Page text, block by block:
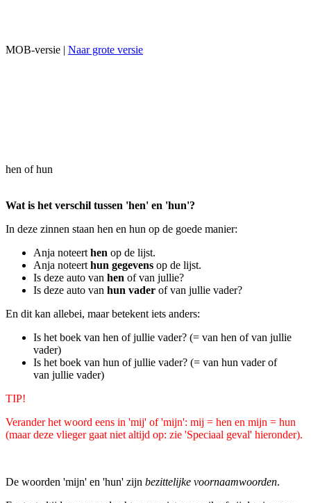
MOB-versie | Naar grote versie
hen of hun
Wat is het verschil tussen 'hen' en 'hun'?
In deze zinnen staan hen en hun op de goede manier:
Anja noteert hen op de lijst.
Anja noteert hun gegevens op de lijst.
Is deze auto van hen of van jullie?
Is deze auto van hun vader of van jullie vader?
En dit kan allebei, maar betekent iets anders:
Is het boek van hen of jullie vader? (= van hen of van jullie
vader)
Is het boek van hun of jullie vader? (= van hun vader of
van jullie vader)
TIP!
Verander het woord eens in 'mij' of 'mijn': mij = hen en mijn = hun
(maar deze vlieger gaat niet altijd op: zie 'Speciaal geval' hieronder).
De woorden 'mijn' en 'hun' zijn bezittelijke voornaamwoorden.